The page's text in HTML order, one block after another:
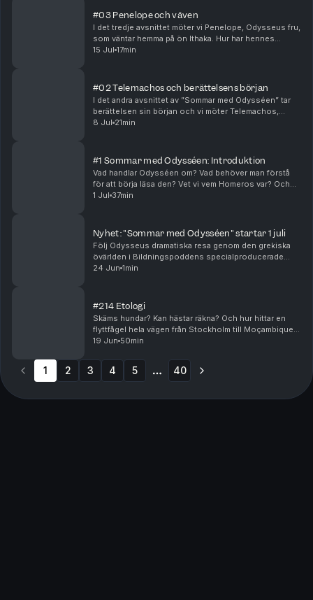
#03 Penelope och väven
I det tredje avsnittet möter vi Penelope, Odysseus fru,
som väntar hemma på ön Ithaka. Hur har hennes
väntan tolkats i litteraturhistorien? Vad är hemligheten
15 Jul 17min
#02 Telemachos och berättelsens början
I det andra avsnittet av ”Sommar med Odysséen” tar
berättelsen sin början och vi möter Telemachos,
Odysseus son. Mobbad och mordhotad av moderns
8 Jul 21min
#1 Sommar med Odysséen: Introduktion
Vad handlar Odysséen om? Vad behöver man förstå
för att börja läsa den? Vet vi vem Homeros var? Och
vad kan hans epos säga oss idag? I första avsnittet av
1 Jul 37min
Nyhet: "Sommar med Odysséen" startar 1 juli
Följ Odysseus dramatiska resa genom den grekiska
övärlden i Bildningspoddens specialproducerade
sommarserie! Homeros epos Iliaden och Odysséen
24 Jun 1min
#214 Etologi
Skäms hundar? Kan hästar räkna? Och hur hittar en
flyttfågel hela vägen från Stockholm till Moçambique?
Etologi är läran om djurs beteende, men också ett
19 Jun 50min
1 2 3 4 5 40